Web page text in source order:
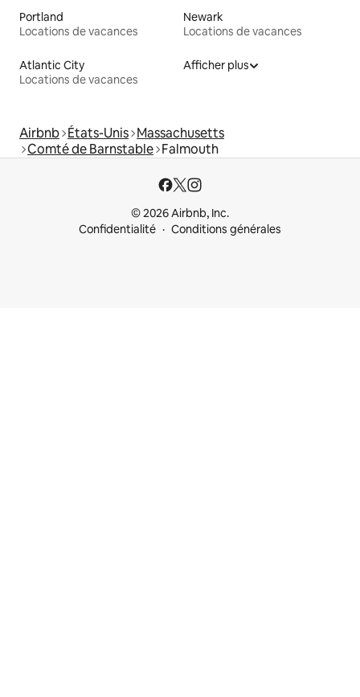
Portland
Locations de vacances
Newark
Locations de vacances
Atlantic City
Locations de vacances
Afficher plus
Airbnb États-Unis Massachusetts
Comté de Barnstable Falmouth
© 2026 Airbnb, Inc.
Confidentialité
Conditions générales